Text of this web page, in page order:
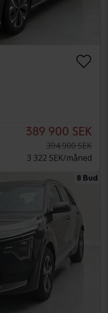
389 900 SEK
394 900 SEK
3 322 SEK/måned
8 Bud